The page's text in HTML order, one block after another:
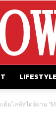
LIFESTYLE
ไลฟ์สไตล์ผ่าน